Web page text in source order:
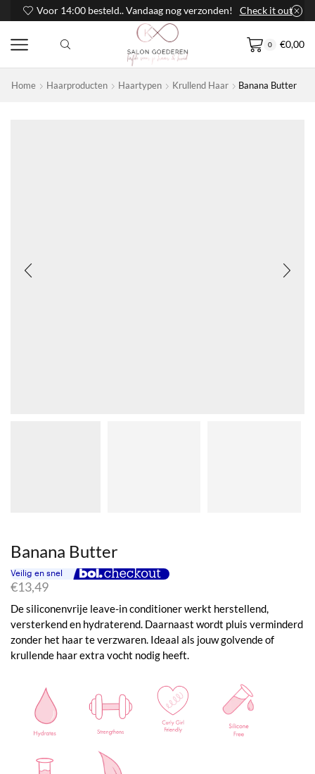
Voor 14:00 besteld.. Vandaag nog verzonden! Check it out
0 €0,00
Home Haarproducten Haartypen Krullend Haar Banana Butter
Banana Butter
€13,49
De siliconenvrije leave-in conditioner werkt herstellend,
versterkend en hydraterend. Daarnaast wordt pluis verminderd
zonder het haar te verzwaren. Ideaal als jouw golvende of
krullende haar extra vocht nodig heeft.